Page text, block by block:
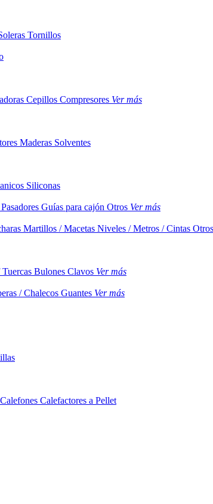
Tornillos
Cepillos Compresores Ver más
Maderas Solventes
Siliconas
Guías para cajón Otros Ver más
Martillos / Macetas Niveles / Metros / Cintas Otros
Bulones Clavos Ver más
/ Chalecos Guantes Ver más
Calefones Calefactores a Pellet